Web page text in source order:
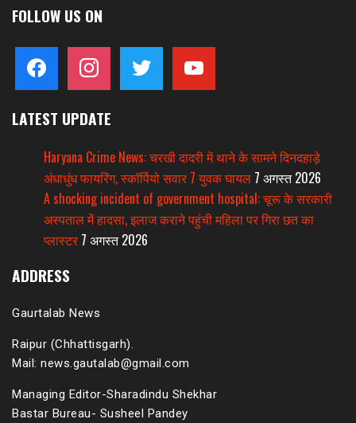
FOLLOW US ON
facebook instagram twitter youtube
LATEST UPDATE
Haryana Crime News: चरखी दादरी में थाने के सामने दिनदहाड़े
अंधाधुंध फायरिंग, स्कॉर्पियो सवार 7 युवक घायल 7 अगस्त 2026
A shocking incident of government hospital: चूरू के सरकारी
अस्पताल में हादसा, इलाज कराने पहुंची महिला पर गिरा छत का
प्लास्टर 7 अगस्त 2026
ADDRESS
Gaurtalab News
Raipur (Chhattisgarh).
Mail: news.gautalab@gmail.com
Managing Editor-Sharadindu Shekhar
Bastar Bureau- Susheel Pandey